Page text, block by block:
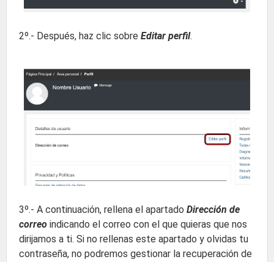
2º.- Después, haz clic sobre Editar perfil.
3º.- A continuación, rellena el apartado Dirección de
correo indicando el correo con el que quieras que nos
dirijamos a ti. Si no rellenas este apartado y olvidas tu
contraseña, no podremos gestionar la recuperación de